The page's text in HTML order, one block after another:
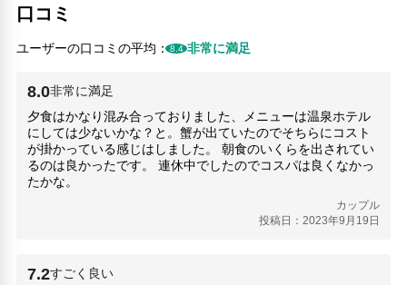
口コミ
ユーザーの口コミの平均：8.4 非常に満足
8.0非常に満足
夕食はかなり混み合っておりました、メニューは温泉ホテル
にしては少ないかな？と。蟹が出ていたのでそちらにコスト
が掛かっている感じはしました。 朝食のいくらを出されてい
るのは良かったです。 連休中でしたのでコスパは良くなかっ
たかな。
カップル
投稿日：2023年9月19日
7.2すごく良い